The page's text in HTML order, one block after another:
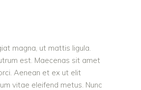
magna, ut mattis ligula.
est. Maecenas sit amet
Aenean et ex ut elit
vitae eleifend metus. Nunc